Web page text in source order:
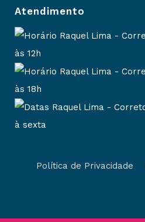
Atendimento
às 12h
às 18h
à sexta
Política de Privacidade